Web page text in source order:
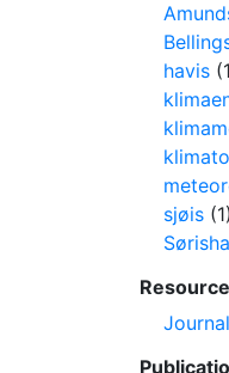
havis
sjøis (1)